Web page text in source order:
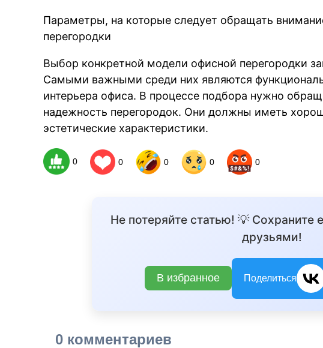
Параметры, на которые следует обращать
перегородки
Выбор конкретной модели офисной перегородки
Самыми важными среди них являются
интерьера офиса. В процессе подбора нужно
надежность перегородок. Они должны иметь
эстетические характеристики.
0 0 0 0 0
Не потеряйте статью! 💡 Сохраните
друзьями!
В избранное Поделиться
0 комментариев